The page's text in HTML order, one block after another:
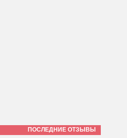
ПОСЛЕДНИЕ ОТЗЫВЫ